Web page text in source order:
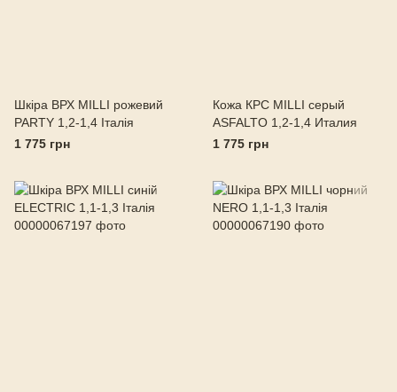
Шкіра ВРХ MILLI рожевий
PARTY 1,2-1,4 Італія
1 775 грн
Кожа КРС MILLI серый
ASFALTO 1,2-1,4 Италия
1 775 грн